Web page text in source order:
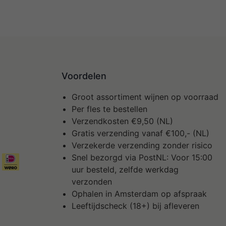
Voordelen
Groot assortiment wijnen op voorraad
Per fles te bestellen
Verzendkosten €9,50 (NL)
Gratis verzending vanaf €100,- (NL)
Verzekerde verzending zonder risico
Snel bezorgd via PostNL: Voor 15:00
uur besteld, zelfde werkdag
verzonden
Ophalen in Amsterdam op afspraak
Leeftijdscheck (18+) bij afleveren